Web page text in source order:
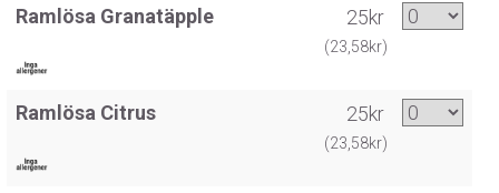
Ramlösa Granatäpple 25kr
(23,58kr)
Ramlösa Citrus 25kr
(23,58kr)